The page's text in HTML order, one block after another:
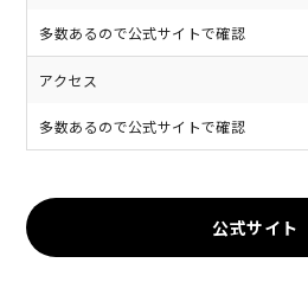
多数あるので公式サイトで確認
アクセス
多数あるので公式サイトで確認
公式サイト